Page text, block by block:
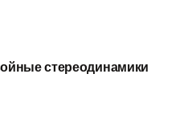
стереодинамики